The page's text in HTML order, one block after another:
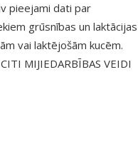
pieejami dati par
grūsnības un laktācijas
vai laktējošām kucēm.
MIJIEDARBĪBAS VEIDI